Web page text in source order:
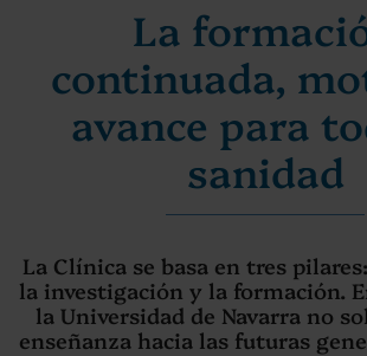
La
continuada,
avance para
sanidad
La Clínica se basa en tres
la investigación y la formación.
la Universidad de Navarra no
enseñanza hacia las futuras